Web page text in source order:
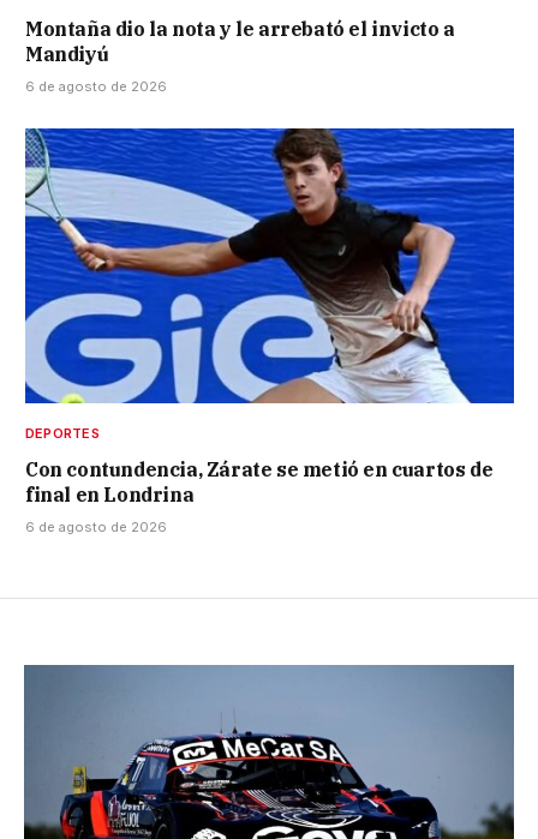
Montaña dio la nota y le arrebató el invicto a
Mandiyú
6 de agosto de 2026
DEPORTES
Con contundencia, Zárate se metió en cuartos de
final en Londrina
6 de agosto de 2026